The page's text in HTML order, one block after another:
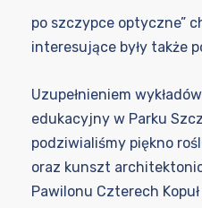
po szczypce optyczne”
interesujące były także
Uzupełnieniem
edukacyjny w Parku
podziwialiśmy piękno
oraz kunszt
Pawilonu Czterech